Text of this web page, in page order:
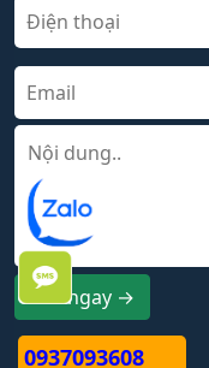
0937093608
Gửi ngay →